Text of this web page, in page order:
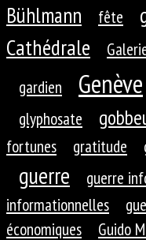
Bühlmann
fête
Cathédrale
gardien Genève
glyphosate
fortunes
gratitude
guerre guerre
informationnelles
économiques
Guido